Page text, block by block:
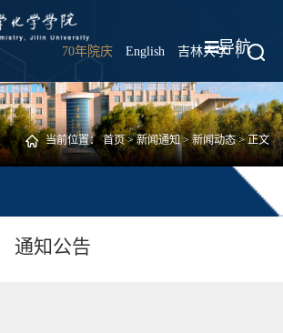
70年院庆 English 吉林大学 |
导航
当前位置：首页>新闻通知>新闻动态> 正文
通知公告